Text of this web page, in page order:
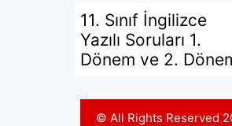
11. Sınıf İngilizce
Yazılı Soruları 1.
Dönem ve 2.
© All Rights Reserved